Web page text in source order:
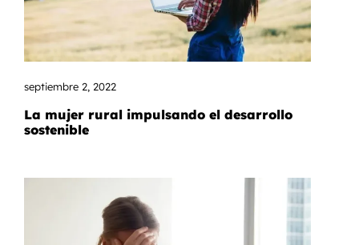
septiembre 2, 2022
La mujer rural impulsando el desarrollo
sostenible